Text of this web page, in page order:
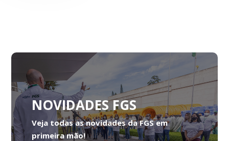
NOVIDADES FGS
Veja todas as novidades da FGS em
primeira mão!